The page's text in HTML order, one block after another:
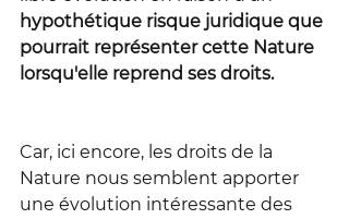
hypothétique risque juridique que
pourrait représenter cette Nature
lorsqu'elle reprend ses droits.
Car, ici encore, les droits de la
Nature nous semblent apporter
une évolution intéressante des